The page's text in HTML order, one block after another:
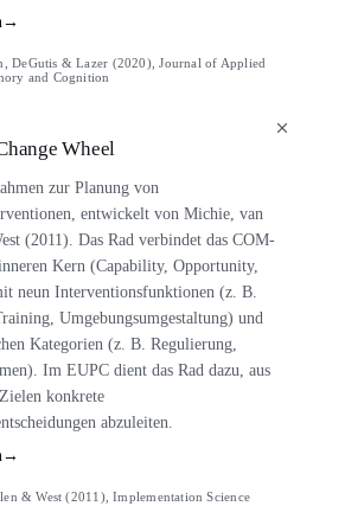
→
DeGutis & Lazer (2020), Journal of Applied
and Cognition
Wheel
zur Planung von
entwickelt von Michie, van
(2011). Das Rad verbindet das COM-
Kern (Capability, Opportunity,
neun Interventionsfunktionen (z. B.
Umgebungsumgestaltung) und
Kategorien (z. B. Regulierung,
Im EUPC dient das Rad dazu, aus
konkrete
abzuleiten.
→
& West (2011), Implementation Science